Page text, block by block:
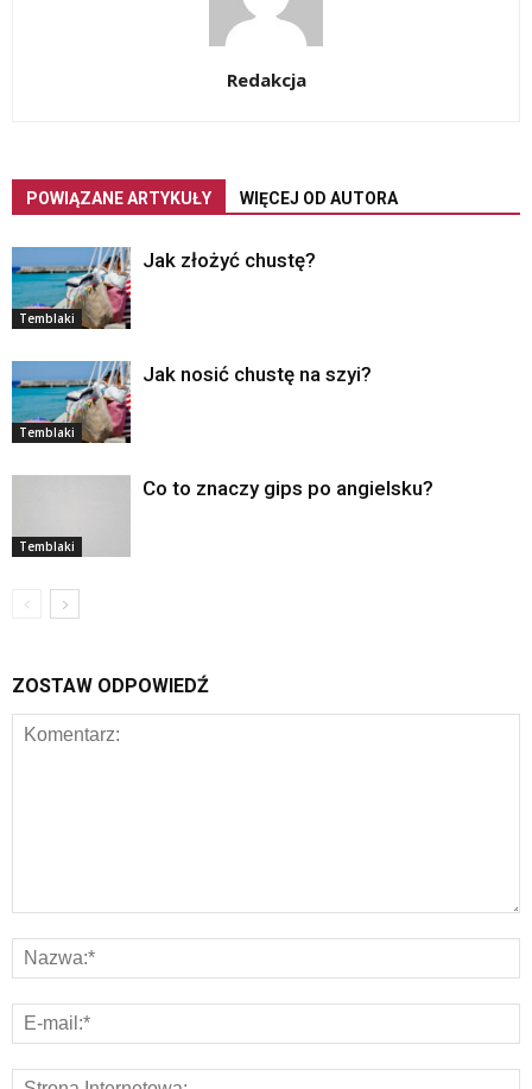
Redakcja
POWIĄZANE ARTYKUŁY WIĘCEJ OD AUTORA
Temblaki
Jak złożyć chustę?
Temblaki
Jak nosić chustę na szyi?
Temblaki
Co to znaczy gips po angielsku?
ZOSTAW ODPOWIEDŹ